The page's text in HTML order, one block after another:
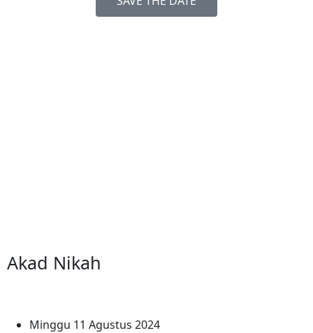
Akad Nikah
Minggu 11 Agustus 2024